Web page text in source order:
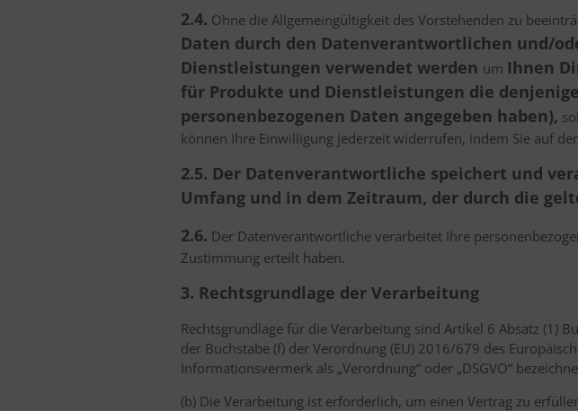
2.4. Ohne die Allgemeingültigkeit des Vorstehenden zu
Daten durch den Datenverantwortlichen und/
Dienstleistungen verwendet werden um Ihnen
für Produkte und Dienstleistungen die
personenbezogenen Daten angegeben haben),
können Ihre Einwilligung jederzeit widerrufen, indem Sie auf
2.5. Der Datenverantwortliche speichert und
Umfang und in dem Zeitraum, der durch die
2.6. Der Datenverantwortliche verarbeitet Ihre
Zustimmung erteilt haben.
3. Rechtsgrundlage der Verarbeitung
Rechtsgrundlage für die Verarbeitung sind Artikel 6 Absatz (1)
der Buchstabe (f) der Verordnung (EU) 2016/679 des
Informationsvermerk als „Verordnung“ oder „DSGVO“
(b) Die Verarbeitung ist erforderlich, um einen Vertrag zu